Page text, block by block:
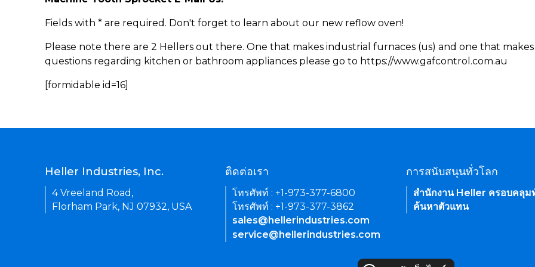
Fields with * are required. Don't forget to learn about our new reflow oven!
Please note there are 2 Hellers out there. One that makes industrial furnaces (us) and one that
questions regarding kitchen or bathroom appliances please go to https://www.gafcontrol.com.au
[formidable id=16]
Heller Industries, Inc.
4 Vreeland Road,
Florham Park, NJ 07932, USA
ติดต่อเรา
โทรศัพท์ : +1-973-377-6800
โทรศัพท์ : +1-973-377-3862
sales@hellerindustries.com
service@hellerindustries.com
การสนับสนุนทั่วโลก
สำนักงาน Heller ครอบคลุม
ค้นหาตัวแทน